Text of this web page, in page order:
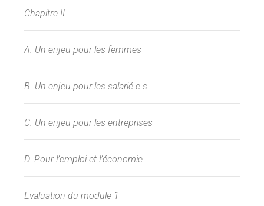
Chapitre II.
A. Un enjeu pour les femmes
B. Un enjeu pour les salarié.e.s
C. Un enjeu pour les entreprises
D. Pour l’emploi et l’économie
Evaluation du module 1